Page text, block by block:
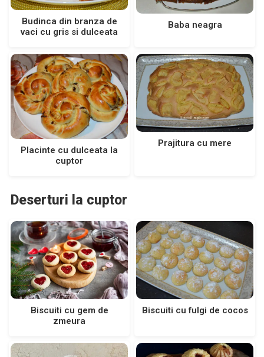
Budinca din branza de
vaci cu gris si dulceata
Baba neagra
Placinte cu dulceata la
cuptor
Prajitura cu mere
Deserturi la cuptor
Biscuiti cu gem de
zmeura
Biscuiti cu fulgi de cocos